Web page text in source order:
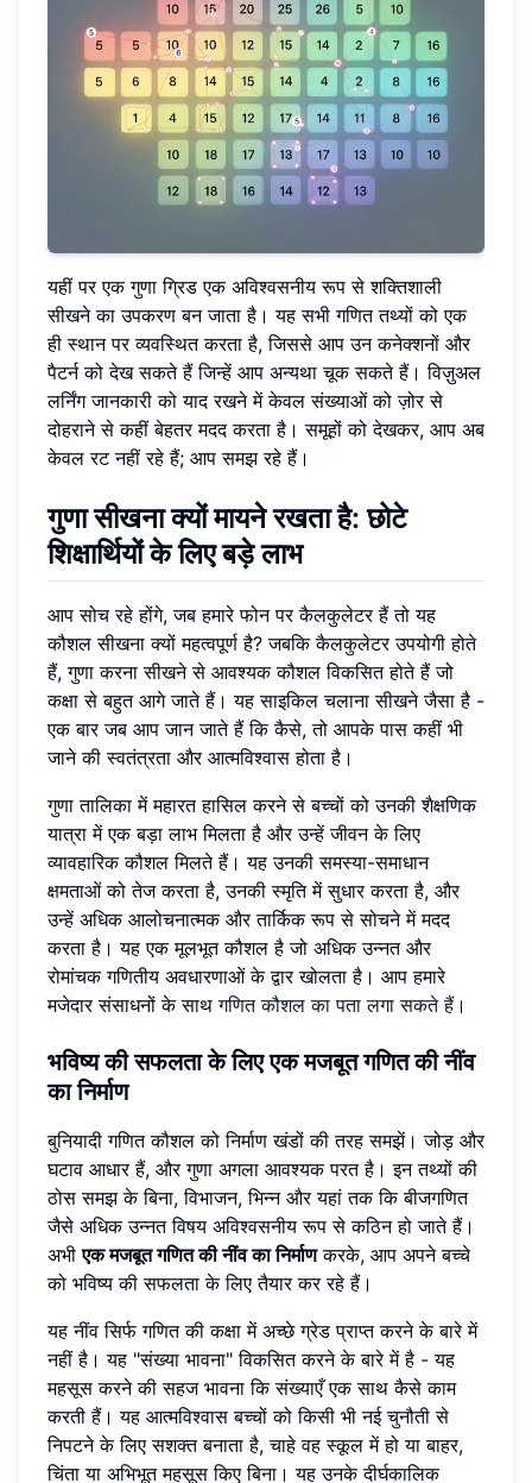
यहीं पर एक गुणा ग्रिड एक अविश्वसनीय रूप से शक्तिशाली
सीखने का उपकरण बन जाता है। यह सभी गणित तथ्यों को एक
ही स्थान पर व्यवस्थित करता है, जिससे आप उन कनेक्शनों और
पैटर्न को देख सकते हैं जिन्हें आप अन्यथा चूक सकते हैं। विज़ुअल
लर्निंग जानकारी को याद रखने में केवल संख्याओं को ज़ोर से
दोहराने से कहीं बेहतर मदद करता है। समूहों को देखकर, आप अब
केवल रट नहीं रहे हैं; आप समझ रहे हैं।
गुणा सीखना क्यों मायने रखता है: छोटे
शिक्षार्थियों के लिए बड़े लाभ
आप सोच रहे होंगे, जब हमारे फोन पर कैलकुलेटर हैं तो यह
कौशल सीखना क्यों महत्वपूर्ण है? जबकि कैलकुलेटर उपयोगी होते
हैं, गुणा करना सीखने से आवश्यक कौशल विकसित होते हैं जो
कक्षा से बहुत आगे जाते हैं। यह साइकिल चलाना सीखने जैसा है -
एक बार जब आप जान जाते हैं कि कैसे, तो आपके पास कहीं भी
जाने की स्वतंत्रता और आत्मविश्वास होता है।
गुणा तालिका में महारत हासिल करने से बच्चों को उनकी शैक्षणिक
यात्रा में एक बड़ा लाभ मिलता है और उन्हें जीवन के लिए
व्यावहारिक कौशल मिलते हैं। यह उनकी समस्या-समाधान
क्षमताओं को तेज करता है, उनकी स्मृति में सुधार करता है, और
उन्हें अधिक आलोचनात्मक और तार्किक रूप से सोचने में मदद
करता है। यह एक मूलभूत कौशल है जो अधिक उन्नत और
रोमांचक गणितीय अवधारणाओं के द्वार खोलता है। आप हमारे
मजेदार संसाधनों के साथगणित कौशल का पता लगा सकते हैं।
भविष्य की सफलता के लिए एक मजबूत गणित की नींव
का निर्माण
बुनियादी गणित कौशल को निर्माण खंडों की तरह समझें। जोड़ और
घटाव आधार हैं, और गुणा अगला आवश्यक परत है। इन तथ्यों की
ठोस समझ के बिना, विभाजन, भिन्न और यहां तक ​​कि बीजगणित
जैसे अधिक उन्नत विषय अविश्वसनीय रूप से कठिन हो जाते हैं।
अभीएक मजबूत गणित की नींव का निर्माणकरके, आप अपने बच्चे
को भविष्य की सफलता के लिए तैयार कर रहे हैं।
यह नींव सिर्फ गणित की कक्षा में अच्छे ग्रेड प्राप्त करने के बारे में
नहीं है। यह "संख्या भावना" विकसित करने के बारे में है - यह
महसूस करने की सहज भावना कि संख्याएँ एक साथ कैसे काम
करती हैं। यह आत्मविश्वास बच्चों को किसी भी नई चुनौती से
निपटने के लिए सशक्त बनाता है, चाहे वह स्कूल में हो या बाहर,
चिंता या अभिभूत महसूस किए बिना। यह उनके दीर्घकालिक